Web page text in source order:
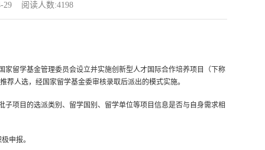
29 阅读人数:4198
留学基金管理委员会设立并实施创新型人才国际合作培养项目（下称
人选，经国家留学基金委审核录取后派出的模式实施。
项目的选派类别、留学国别、留学单位等项目信息是否与自身需求相
申报。